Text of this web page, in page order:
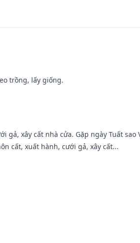
trồng, lấy giống.
gả, xây cất nhà cửa. Gặp ngày Tuất sao
cất, xuất hành, cưới gả, xây cất...